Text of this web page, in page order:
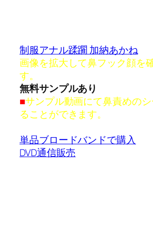
制服アナル蹂躙 加納あかね
画像を拡大して鼻フック顔を
す。
無料サンプルあり
■サンプル動画にて鼻責めの
ることができます。
単品ブロードバンドで購入
DVD通信販売